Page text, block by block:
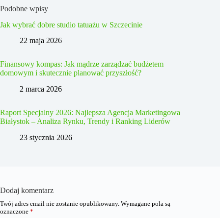
Podobne wpisy
Jak wybrać dobre studio tatuażu w Szczecinie
22 maja 2026
Finansowy kompas: Jak mądrze zarządzać budżetem
domowym i skutecznie planować przyszłość?
2 marca 2026
Raport Specjalny 2026: Najlepsza Agencja Marketingowa
Białystok – Analiza Rynku, Trendy i Ranking Liderów
23 stycznia 2026
Dodaj komentarz
Twój adres email nie zostanie opublikowany. Wymagane pola są
oznaczone *